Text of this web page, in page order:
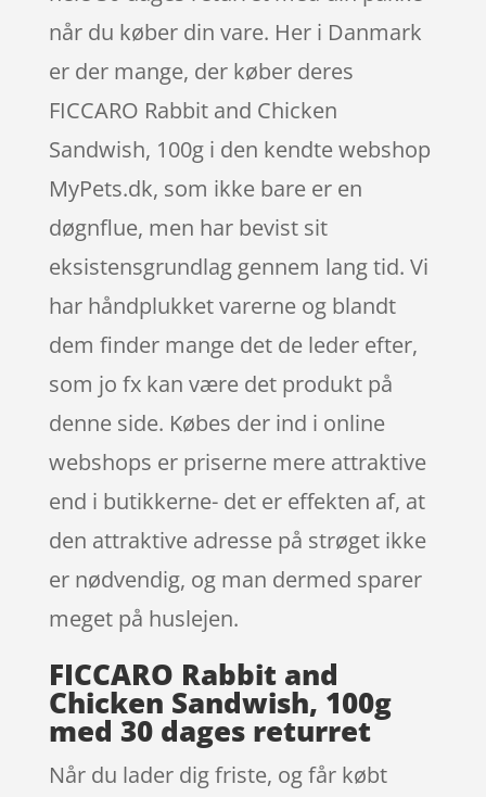
når du køber din vare. Her i Danmark
er der mange, der køber deres
FICCARO Rabbit and Chicken
Sandwish, 100g i den kendte webshop
MyPets.dk, som ikke bare er en
døgnflue, men har bevist sit
eksistensgrundlag gennem lang tid. Vi
har håndplukket varerne og blandt
dem finder mange det de leder efter,
som jo fx kan være det produkt på
denne side. Købes der ind i online
webshops er priserne mere attraktive
end i butikkerne- det er effekten af, at
den attraktive adresse på strøget ikke
er nødvendig, og man dermed sparer
meget på huslejen.
FICCARO Rabbit and
Chicken Sandwish, 100g
med 30 dages returret
Når du lader dig friste, og får købt